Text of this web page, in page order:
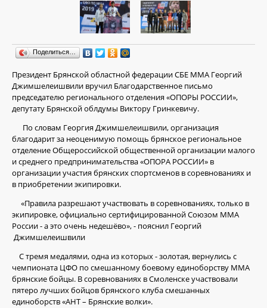
Поделиться…
Президент Брянской областной федерации СБЕ ММА Георгий
Джимшелеишвили вручил Благодарственное письмо
председателю регионального отделения «ОПОРЫ РОССИИ»,
депутату Брянской облдумы Виктору Гринкевичу.
По словам Георгия Джимшелеишвили, организация
благодарит за неоценимую помощь брянское региональное
отделение Общероссийской общественной организации малого
и среднего предпринимательства «ОПОРА РОССИИ» в
организации участия брянских спортсменов в соревнованиях и
в приобретении экипировки.
«Правила разрешают участвовать в соревнованиях, только в
экипировке, официально сертифицированной Союзом ММА
России - а это очень недешёво», - пояснил Георгий
Джимшелеишвили
С тремя медалями, одна из которых - золотая, вернулись с
чемпионата ЦФО по смешанному боевому единоборству MMA
брянские бойцы. В соревнованиях в Смоленске участвовали
пятеро лучших бойцов брянского клуба смешанных
единоборств «АНТ – Брянские волки».